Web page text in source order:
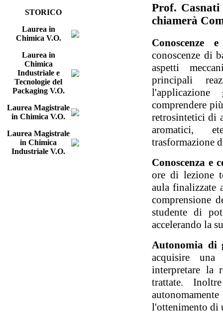
STORICO
Laurea in
Chimica V.O.
Laurea in
Chimica
Industriale e
Tecnologie del
Packaging V.O.
Laurea Magistrale
in Chimica V.O.
Laurea Magistrale
in Chimica
Industriale V.O.
Prof. Casnati
chiamerà
Conoscenze
conoscenze di
aspetti
principali
comprendere
retrosintetici di
aromatici,
trasformazione
Conoscenza e
ore di lezione
aula finalizzate
comprensione
studente di
accelerando la
Autonomia di
acquisire
interpretare la
trattate.
l'ottenimento di